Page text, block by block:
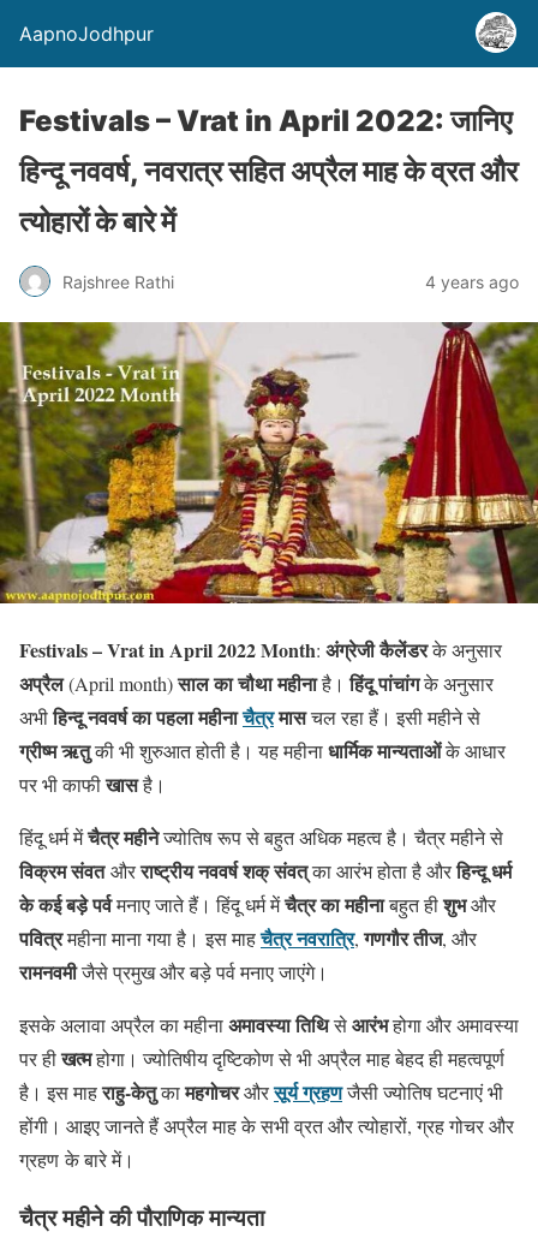
AapnoJodhpur
Festivals – Vrat in April 2022: जानिए
हिन्दू नववर्ष, नवरात्र सहित अप्रैल माह के व्रत और
त्योहारों के बारे में
Rajshree Rathi 4 years ago
Festivals – Vrat in April 2022 Month: अंग्रेजी कैलेंडरके अनुसार
अप्रैल(April month)साल का चौथा महीनाहै।हिंदू पांचांगके अनुसार
अभीहिन्दू नववर्ष का पहला महीनाचैत्रमासचल रहा हैं। इसी महीने से
ग्रीष्म ऋतुकी भी शुरुआत होती है। यह महीनाधार्मिक मान्यताओंके आधार
पर भी काफीखासहै।
हिंदू धर्म मेंचैत्र महीनेज्योतिष रूप से बहुत अधिक महत्व है। चैत्र महीने से
विक्रम संवतऔरराष्ट्रीय नववर्ष शक् संवत्का आरंभ होता है औरहिन्दू धर्म
के कई बड़े पर्वमनाए जाते हैं। हिंदू धर्म मेंचैत्र का महीनाबहुत हीशुभऔर
पवित्रमहीना माना गया है। इस माहचैत्र नवरात्रि,गणगौर तीज, और
रामनवमीजैसे प्रमुख और बड़े पर्व मनाए जाएंगे।
इसके अलावा अप्रैल का महीनाअमावस्या तिथिसेआरंभहोगा और अमावस्या
पर हीखत्महोगा। ज्योतिषीय दृष्टिकोण से भी अप्रैल माह बेहद ही महत्वपूर्ण
है। इस माहराहु-केतुकामहगोचरऔरसूर्य ग्रहणजैसी ज्योतिष घटनाएं भी
होंगी। आइए जानते हैं अप्रैल माह के सभी व्रत और त्योहारों, ग्रह गोचर और
ग्रहण के बारे में।
चैत्र महीने की पौराणिक मान्यता